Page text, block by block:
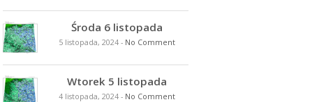
Środa 6 listopada
5 listopada, 2024- No Comment
Wtorek 5 listopada
4 listopada, 2024- No Comment